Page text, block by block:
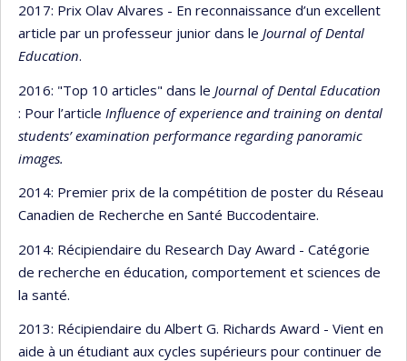
2017: Prix Olav Alvares - En reconnaissance d’un excellent
article par un professeur junior dans le Journal of Dental
Education.
2016: "Top 10 articles" dans le Journal of Dental Education
: Pour l’article Influence of experience and training on dental
students’ examination performance regarding panoramic
images.
2014: Premier prix de la compétition de poster du Réseau
Canadien de Recherche en Santé Buccodentaire.
2014: Récipiendaire du Research Day Award - Catégorie
de recherche en éducation, comportement et sciences de
la santé.
2013: Récipiendaire du Albert G. Richards Award - Vient en
aide à un étudiant aux cycles supérieurs pour continuer de